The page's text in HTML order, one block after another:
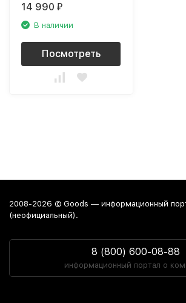
14 990₽
В наличии
Посмотреть
2008-2026 © Goods — информационный
(неофициальный).
8 (800) 600-08-88
информационный портал о